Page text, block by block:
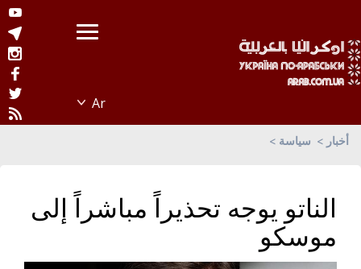
أخبار سياسة
الناتو يوجه تحذيراً مباشراً إلى
موسكو